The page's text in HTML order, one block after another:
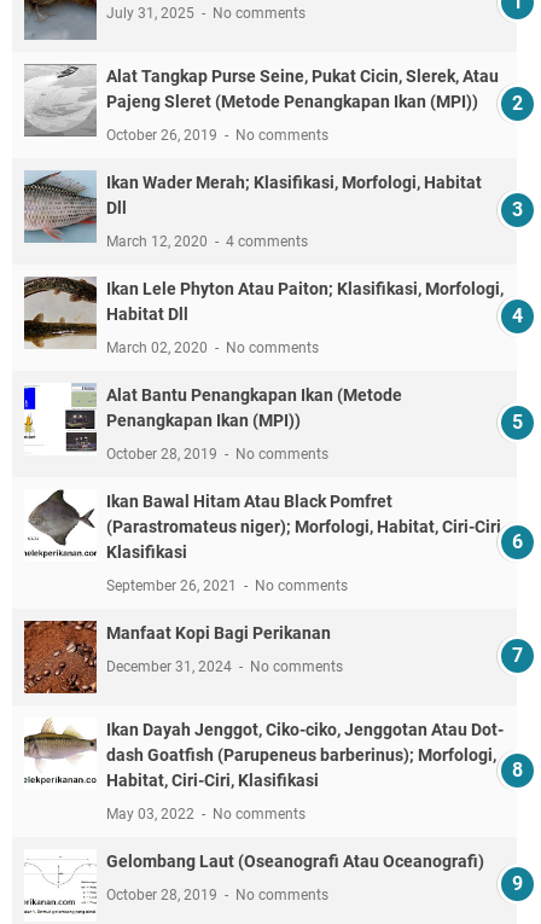
July 31, 2025 No comments
Alat Tangkap Purse Seine, Pukat Cicin, Slerek, Atau
Pajeng Sleret (Metode Penangkapan Ikan (MPI))
October 26, 2019 No comments
Ikan Wader Merah; Klasifikasi, Morfologi, Habitat
Dll
March 12, 2020 4 comments
Ikan Lele Phyton Atau Paiton; Klasifikasi, Morfologi,
Habitat Dll
March 02, 2020 No comments
Alat Bantu Penangkapan Ikan (Metode
Penangkapan Ikan (MPI))
October 28, 2019 No comments
Ikan Bawal Hitam Atau Black Pomfret
(Parastromateus niger); Morfologi, Habitat, Ciri-Ciri,
Klasifikasi
September 26, 2021 No comments
Manfaat Kopi Bagi Perikanan
December 31, 2024 No comments
Ikan Dayah Jenggot, Ciko-ciko, Jenggotan Atau Dot-
dash Goatfish (Parupeneus barberinus); Morfologi,
Habitat, Ciri-Ciri, Klasifikasi
May 03, 2022 No comments
Gelombang Laut (Oseanografi Atau Oceanografi)
October 28, 2019 No comments